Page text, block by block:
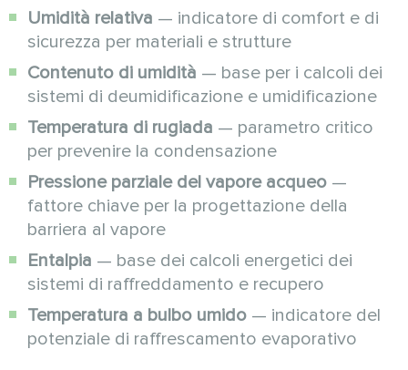
Umidità relativa — indicatore di comfort e di
sicurezza per materiali e strutture
Contenuto di umidità — base per i calcoli dei
sistemi di deumidificazione e umidificazione
Temperatura di rugiada — parametro critico
per prevenire la condensazione
Pressione parziale del vapore acqueo —
fattore chiave per la progettazione della
barriera al vapore
Entalpia — base dei calcoli energetici dei
sistemi di raffreddamento e recupero
Temperatura a bulbo umido — indicatore del
potenziale di raffrescamento evaporativo